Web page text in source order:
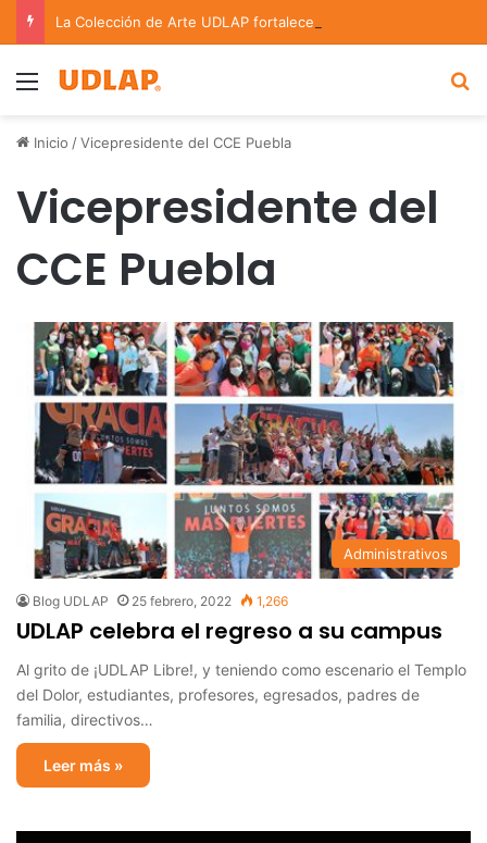
Menu
Inicio /Vicepresidente del CCE Puebla
Vicepresidente del
CCE Puebla
Administrativos
Blog UDLAP 25 febrero, 2022 1,266
UDLAP celebra el regreso a su campus
Al grito de ¡UDLAP Libre!, y teniendo como escenario el Templo
del Dolor, estudiantes, profesores, egresados, padres de
familia, directivos…
Leer más »